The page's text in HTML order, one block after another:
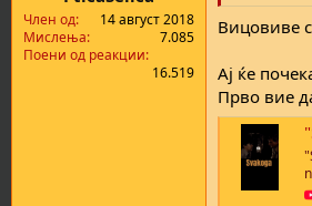
м
а
т
н
у
Член од
14 август 2018
Мислења
7.085
Поени од реакции
16.519
Вицовиве
Ај ќе
Прво вие